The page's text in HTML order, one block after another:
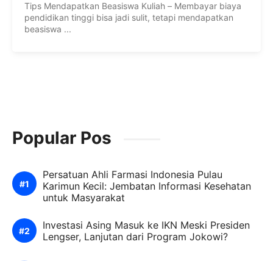
Tips Mendapatkan Beasiswa Kuliah – Membayar biaya
pendidikan tinggi bisa jadi sulit, tetapi mendapatkan
beasiswa ...
Popular Pos
Persatuan Ahli Farmasi Indonesia Pulau
Karimun Kecil: Jembatan Informasi Kesehatan
untuk Masyarakat
Investasi Asing Masuk ke IKN Meski Presiden
Lengser, Lanjutan dari Program Jokowi?